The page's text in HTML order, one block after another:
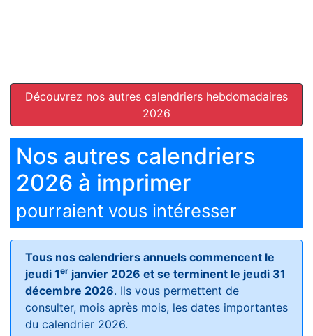
Découvrez nos autres calendriers hebdomadaires
2026
Nos autres calendriers
2026 à imprimer
pourraient vous intéresser
Tous nos calendriers annuels commencent le
jeudi 1er janvier 2026 et se terminent le jeudi 31
décembre 2026. Ils vous permettent de
consulter, mois après mois, les dates importantes
du calendrier 2026.